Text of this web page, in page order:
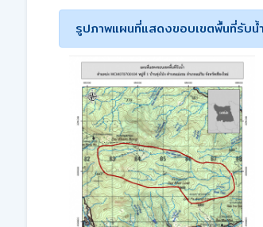
รูปภาพแผนที่แสดงขอบเขตพื้นที่รับน้ำ